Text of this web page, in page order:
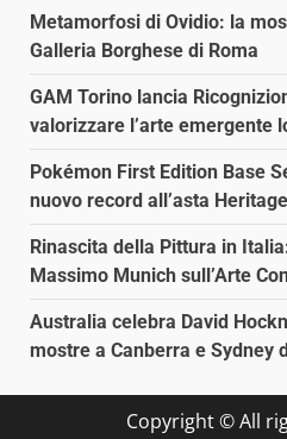
Metamorfosi di Ovidio: la
Galleria Borghese di Roma
GAM Torino lancia
valorizzare l’arte emergente
Pokémon First Edition Base
nuovo record all’asta
Rinascita della Pittura in
Massimo Munich sull’Arte
Australia celebra David
mostre a Canberra e Sydney
Copyright © All